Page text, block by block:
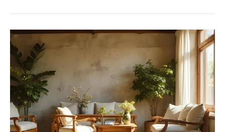
A
importância
design
sustentável
na
fabricação
de